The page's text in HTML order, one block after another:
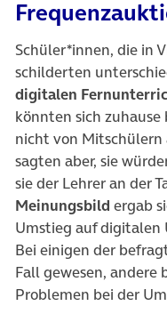
Schüler*innen, die in
schilderten
digitalen
könnten sich
nicht von
sagten aber, sie
sie der Lehrer an der
Meinungsbild ergab
Umstieg auf
Bei einigen der
Fall gewesen,
Problemen bei der